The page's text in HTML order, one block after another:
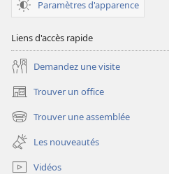
Paramètres d'apparence
Liens d'accès rapide
Demandez une visite
Trouver un office
(ouvre
une
nouvelle
fenêtre)
Trouver une assemblée
(ouvre
une
nouvelle
fenêtre)
Les nouveautés
Vidéos